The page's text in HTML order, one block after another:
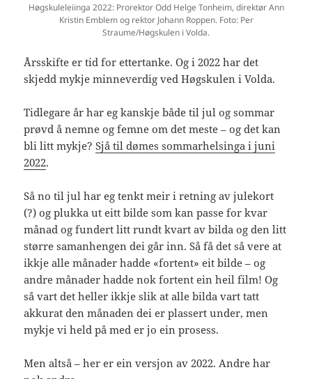
Høgskuleleiinga 2022: Prorektor Odd Helge Tonheim, direktør Ann
Kristin Emblem og rektor Johann Roppen. Foto: Per
Straume/Høgskulen i Volda.
Årsskifte er tid for ettertanke. Og i 2022 har det
skjedd mykje minneverdig ved Høgskulen i Volda.
Tidlegare år har eg kanskje både til jul og sommar
prøvd å nemne og femne om det meste – og det kan
bli litt mykje?Sjå til dømes sommarhelsinga i juni
2022.
Så no til jul har eg tenkt meir i retning av julekort
(?) og plukka ut eitt bilde som kan passe for kvar
månad og fundert litt rundt kvart av bilda og den litt
større samanhengen dei går inn. Så få det så vere at
ikkje alle månader hadde «fortent» eit bilde – og
andre månader hadde nok fortent ein heil film! Og
så vart det heller ikkje slik at alle bilda vart tatt
akkurat den månaden dei er plassert under, men
mykje vi held på med er jo ein prosess.
Men altså – her er ein versjon av 2022. Andre har